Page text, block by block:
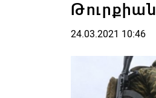
Թուրքիան
24.03.2021 10:46